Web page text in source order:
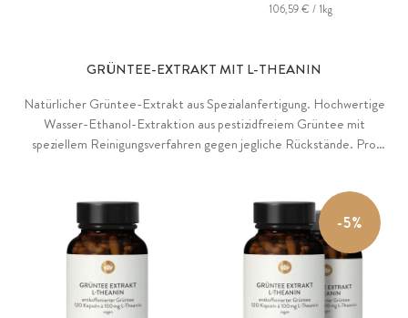
106,59 € / 1kg
GRÜNTEE-EXTRAKT MIT L-THEANIN
Natürlicher Grüntee-Extrakt aus Spezialanfertigung. Hochwertige
Wasser-Ethanol-Extraktion aus pestizidfreiem Grüntee mit
speziellem Reinigungsverfahren gegen jegliche Rückstände. Pro
-5%